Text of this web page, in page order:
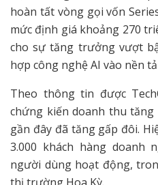
hoàn tất vòng gọi vốn
mức định giá khoảng 270
cho sự tăng trưởng vượt
hợp công nghệ AI vào nền
Theo thông tin được
chứng kiến doanh thu
gần đây đã tăng gấp đôi.
3.000 khách hàng doanh
người dùng hoạt động,